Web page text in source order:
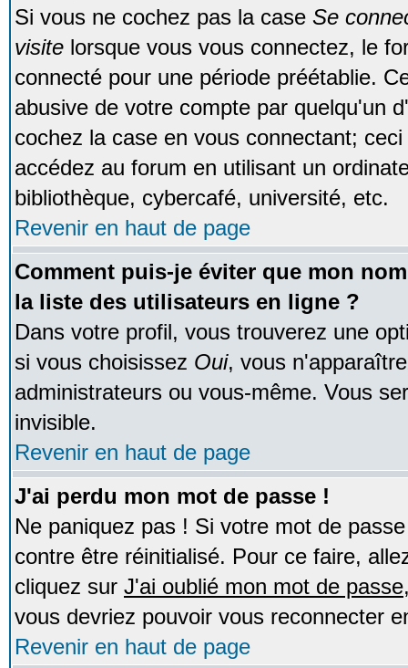
Si vous ne cochez pas la case Se
visite lorsque vous vous connectez, le
connecté pour une période préétablie.
abusive de votre compte par quelqu'un
cochez la case en vous connectant;
accédez au forum en utilisant un
bibliothèque, cybercafé, université, etc.
Revenir en haut de page
Comment puis-je éviter que mon
la liste des utilisateurs en ligne ?
Dans votre profil, vous trouverez une
si vous choisissez Oui, vous
administrateurs ou vous-même. Vous
invisible.
Revenir en haut de page
J'ai perdu mon mot de passe !
Ne paniquez pas ! Si votre mot de
contre être réinitialisé. Pour ce faire,
cliquez sur J'ai oublié mon mot de passe
vous devriez pouvoir vous reconnecter
Revenir en haut de page